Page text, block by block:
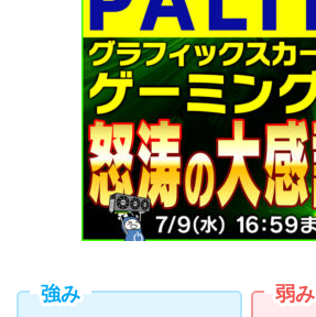
強み 弱み